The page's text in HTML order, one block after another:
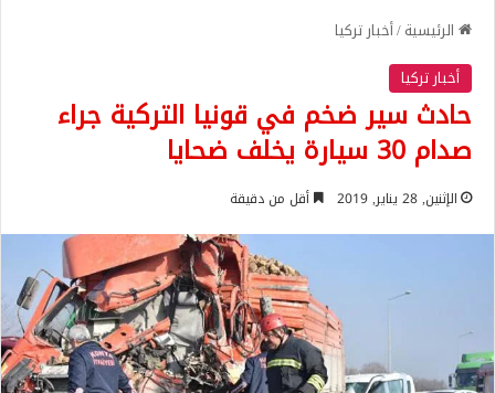
الرئيسية/أخبار تركيا
أخبار تركيا
حادث سير ضخم في قونيا التركية جراء
صدام 30 سيارة يخلف ضحايا
الإثنين, 28 يناير, 2019 أقل من دقيقة